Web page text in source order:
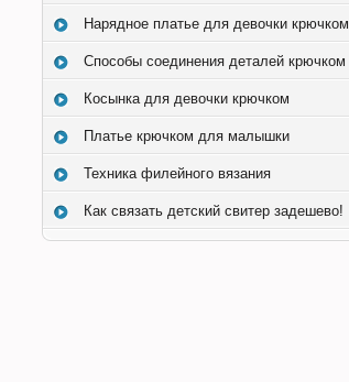
Нарядное платье для девочки крючком
Способы соединения деталей крючком
Косынка для девочки крючком
Платье крючком для малышки
Техника филейного вязания
Как связать детский свитер задешево!